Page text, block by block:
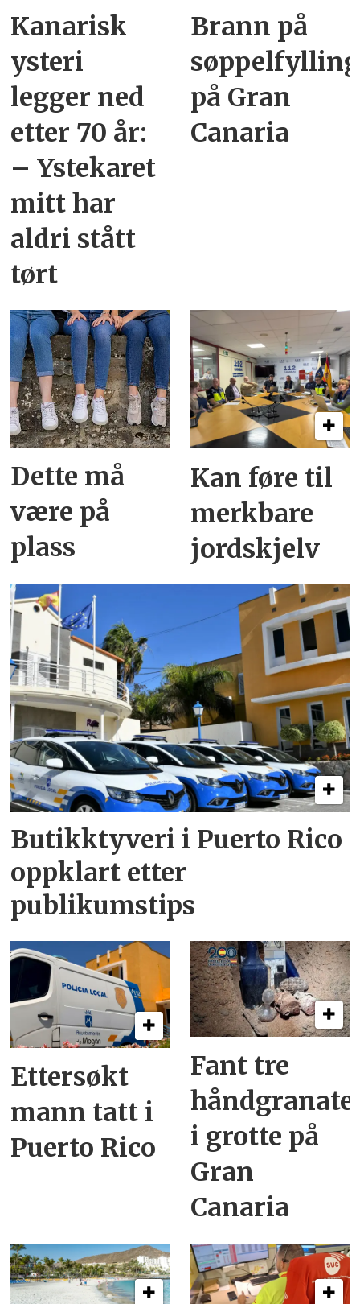
Kanarisk
ysteri
legger ned
etter 70 år:
– Ystekaret
mitt har
aldri stått
tørt
Brann på
søppelfylling
på Gran
Canaria
Dette må
være på
plass
Kan føre til
merkbare
jordskjelv
Butikktyveri i Puerto Rico
oppklart etter
publikumstips
Ettersøkt
mann tatt i
Puerto Rico
Fant tre
i grotte på
Gran
Canaria